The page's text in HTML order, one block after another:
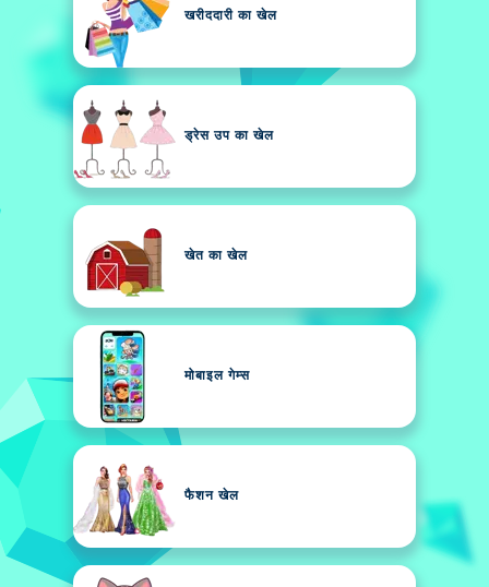
खरीददारी का खेल
ड्रेस उप का खेल
खेत का खेल
मोबाइल गेम्स
फैशन खेल